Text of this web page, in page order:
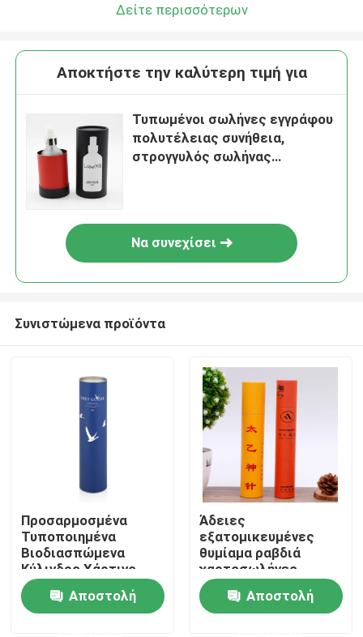
Σπίτι
Προϊόντα
Δείτε περισσότερων
Αποκτήστε την καλύτερη τιμή για
Τυπωμένοι σωλήνες εγγράφου
πολυτέλειας συνήθεια,
στρογγυλός σωλήνας
Να συνεχίσει
Συνιστώμενα προϊόντα
Προσαρμοσμένα
Τυποποιημένα
Βιοδιασπώμενα
Κύλινδρο Χάρτινο
Κάρτορν Κουτιά
Τυβώματος
Κοσμητική Συσκευή
Αποστολή
Άδειες
εξατομικευμένες
θυμίαμα ραβδιά
χαρτοσωλήνες
συσκευασία
συσκευασία
στρογγυλά κουτιά
Αποστολή